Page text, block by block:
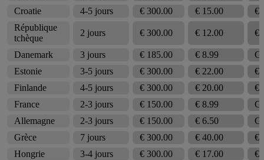
Croatie
4-5 jours € 300.00 € 15.00
€
République
tchèque
2 jours € 300.00 € 12.00 €
Danemark 3 jours € 185.00 € 8.99
Estonie
3-5 jours € 300.00 € 22.00
€
Finlande
4-5 jours € 300.00 € 20.00
€
France
2-3 jours € 150.00 € 8.99
Allemagne
2-3 jours € 150.00 € 6.50
Grèce
7 jours € 300.00 € 40.00
€
Hongrie
3-4 jours € 300.00 € 17.00
€